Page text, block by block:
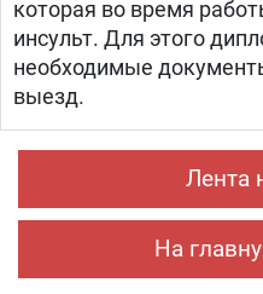
которая во время
инсульт. Для этого
необходимые
выезд.
Лента
На